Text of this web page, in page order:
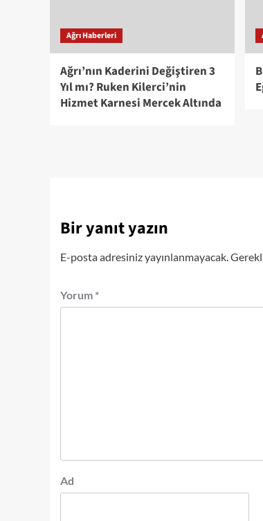
Ağrı Haberleri
Ağrı’nın Kaderini Değiştiren 3
Yıl mı? Ruken Kilerci’nin
Hizmet Karnesi Mercek Altında
Bir yanıt yazın
E-posta adresiniz yayınlanmayacak.
Yorum *
Ad